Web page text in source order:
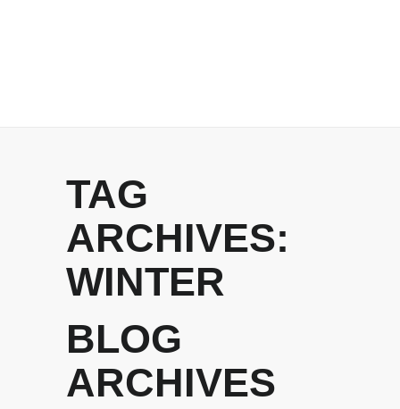
TAG
ARCHIVES:
WINTER
BLOG
ARCHIVES